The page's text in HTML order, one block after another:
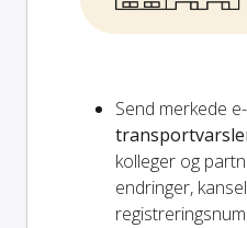
Send merkede
kolleger og
endringer,